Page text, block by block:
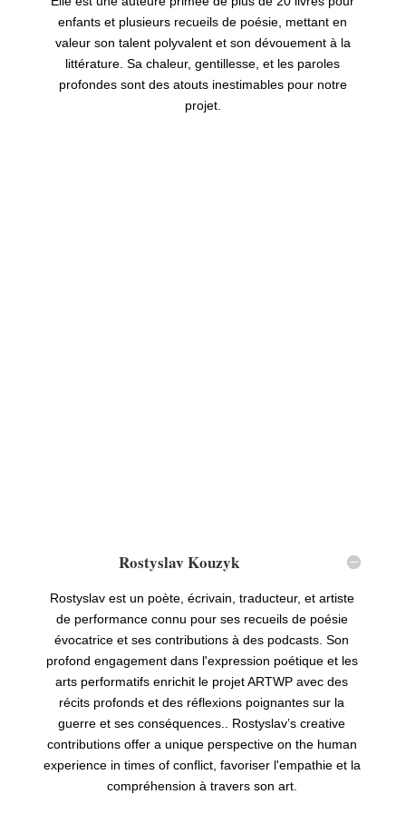
enfants et plusieurs recueils de poésie, mettant en
valeur son talent polyvalent et son dévouement à la
littérature. Sa chaleur, gentillesse, et les paroles
profondes sont des atouts inestimables pour notre
projet.
Rostyslav Kouzyk
Rostyslav est un poète, écrivain, traducteur, et artiste
de performance connu pour ses recueils de poésie
évocatrice et ses contributions à des podcasts. Son
profond engagement dans l'expression poétique et les
arts performatifs enrichit le projet ARTWP avec des
récits profonds et des réflexions poignantes sur la
guerre et ses conséquences.. Rostyslav’s creative
contributions offer a unique perspective on the human
experience in times of conflict, favoriser l'empathie et la
compréhension à travers son art.